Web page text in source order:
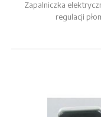
Zapalniczka
regulacji